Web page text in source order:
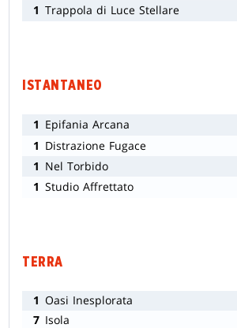
1 Trappola di Luce Stellare
ISTANTANEO
1 Epifania Arcana
1 Distrazione Fugace
1 Nel Torbido
1 Studio Affrettato
TERRA
1 Oasi Inesplorata
7 Isola